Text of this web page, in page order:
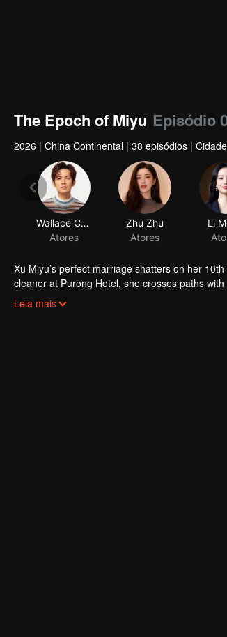
The Epoch of Miyu Episódio
2026 | China Continental | 38 episódios |
Wallace Chung
Atores
Zhu Zhu
Atores
Li
Xu Miyu’s perfect marriage shatters on her
cleaner at Purong Hotel, she crosses paths
together, love blossoms, and they transform
Leia mais